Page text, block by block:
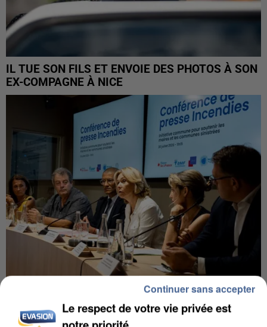
IL TUE SON FILS ET ENVOIE DES PHOTOS À SON
EX-COMPAGNE À NICE
INCENDIES : L’ÎLE-DE-FRANCE LANCE UN ÉLAN
DE SOLIDARITÉ AVEC LES...
Le respect de votre vie privée est
Continuer sans accepter